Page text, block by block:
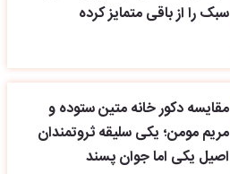
سبک را از باقی متمایز کرده
مقایسه دکور خانه متین ستوده و
مریم مومن؛ یکی سلیقه ثروتمندان
اصیل یکی اما جوان پسند